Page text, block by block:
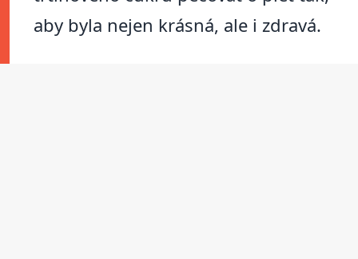
aby byla nejen krásná, ale i zdravá.